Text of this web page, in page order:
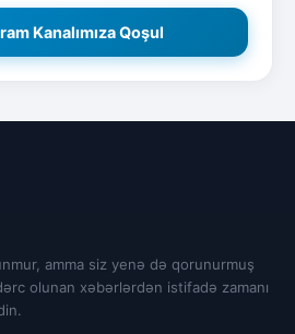
Kanalımıza Qoşul
amma siz yenə də qorunurmuş
olunan xəbərlərdən istifadə zamanı